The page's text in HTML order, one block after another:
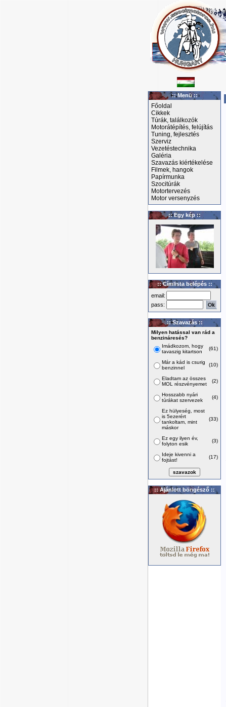
:: Menü ::
Főoldal
Cikkek
Túrák, találkozók
Motorátépítés, felújítás
Tuning, fejlesztés
Szerviz
Vezetéstechnika
Galéria
Szavazás kiértékelése
Filmek, hangok
Papírmunka
Szocitúrák
Motortervezés
Motor versenyzés
:: Egy kép ::
:: Címlista belépés ::
email:
pass:
:: Szavazás ::
Milyen hatással van rád a
benzináresés?
Imádkozom, hogy
tavaszig kitartson
(61)
Már a kád is csurig
benzinnel
(10)
Eladtam az összes
MOL részvényemet
(2)
Hosszabb nyári
túrákat szervezek
(4)
Ez hülyeség, most
is 5ezerért
tankoltam, mint
máskor
(33)
Ez egy ilyen év,
folyton esik
(3)
Ideje kivenni a
fojtást!
(17)
:: Ajánlott böngésző ::